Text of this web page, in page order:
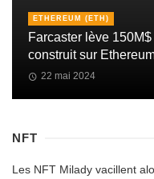
ETHEREUM (ETH)
Farcaster lève
construit sur
22 mai 2024
NFT
Les NFT Milady vacillent